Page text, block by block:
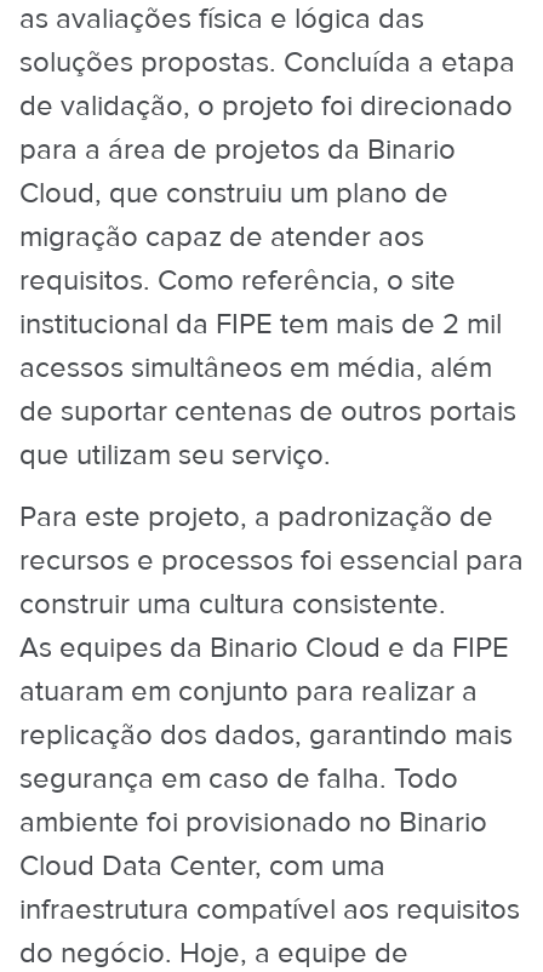
as avaliações física e lógica das
soluções propostas. Concluída a etapa
de validação, o projeto foi direcionado
para a área de projetos da Binario
Cloud, que construiu um plano de
migração capaz de atender aos
requisitos. Como referência, o site
institucional da FIPE tem mais de 2 mil
acessos simultâneos em média, além
de suportar centenas de outros portais
que utilizam seu serviço.
Para este projeto, a padronização de
recursos e processos foi essencial para
construir uma cultura consistente.
As equipes da Binario Cloud e da FIPE
atuaram em conjunto para realizar a
replicação dos dados, garantindo mais
segurança em caso de falha. Todo
ambiente foi provisionado no Binario
Cloud Data Center, com uma
infraestrutura compatível aos requisitos
do negócio. Hoje, a equipe de